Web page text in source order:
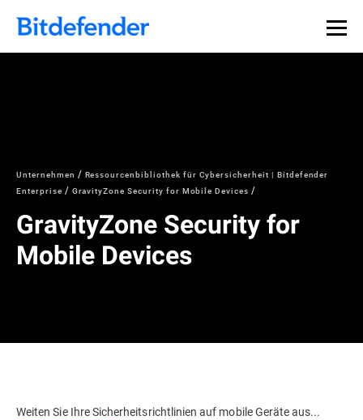
Datensouveränität in der Cybersicherheit: Live-Webinar,
30. Juli. Jetzt registrieren >>
Unternehmen
Ressourcenbibliothek für Cybersicherheit | Bitdefender
Enterprise
GravityZone Security for Mobile Devices
GravityZone Security for
Mobile Devices
Weiten Sie Ihre Sicherheitsrichtlinien auf mobile Geräte aus...